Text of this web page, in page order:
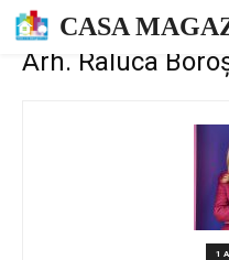
CASA
Arh. Raluca
1